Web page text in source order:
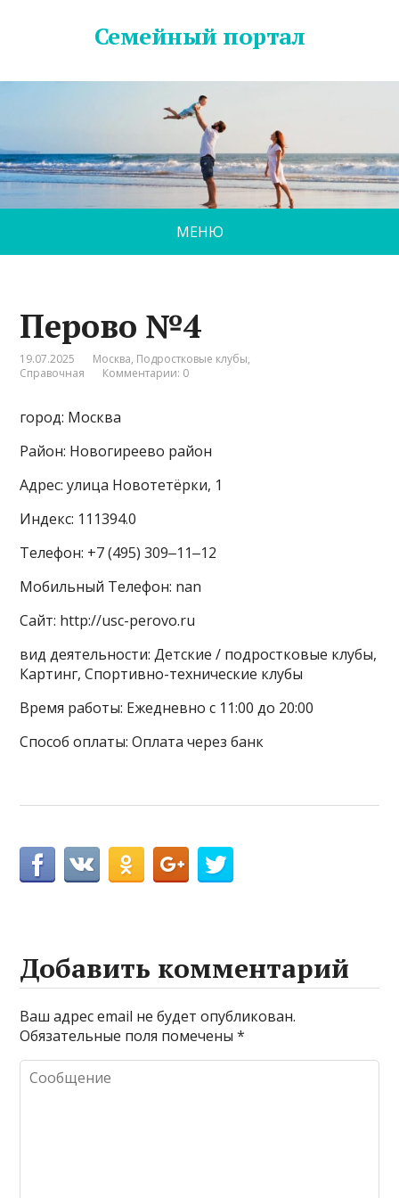
Семейный портал
МЕНЮ
Перово №4
19.07.2025 Москва, Подростковые клубы,
Справочная
Комментарии: 0
город: Москва
Район: Новогиреево район
Адрес: улица Новотетёрки, 1
Индекс: 111394.0
Телефон: +7 (495) 309‒11‒12
Мобильный Телефон: nan
Сайт: http://usc-perovo.ru
вид деятельности: Детские / подростковые клубы,
Картинг, Спортивно-технические клубы
Время работы: Ежедневно с 11:00 до 20:00
Способ оплаты: Оплата через банк
Добавить комментарий
Ваш адрес email не будет опубликован.
Обязательные поля помечены*